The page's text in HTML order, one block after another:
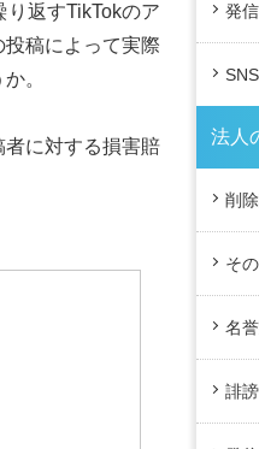
返すTikTokのア
稿によって実際
。
に対する損害賠
発
法人
削
そ
名
誹